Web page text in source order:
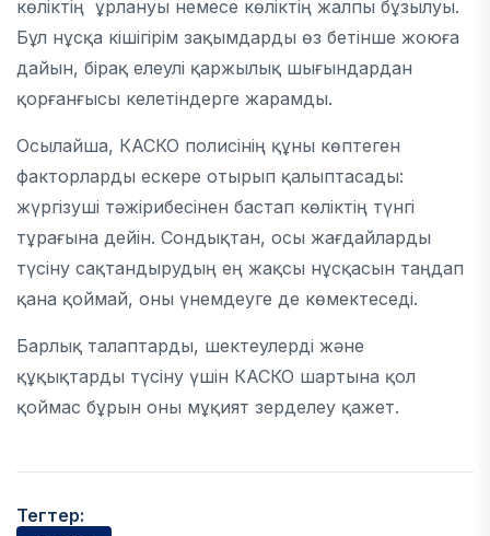
көліктің ұрлануы немесе көліктің жалпы бұзылуы.
Бұл нұсқа кішігірім зақымдарды өз бетінше жоюға
дайын, бірақ елеулі қаржылық шығындардан
қорғанғысы келетіндерге жарамды.
Осылайша, КАСКО полисінің құны көптеген
факторларды ескере отырып қалыптасады:
жүргізуші тәжірибесінен бастап көліктің түнгі
тұрағына дейін. Сондықтан, осы жағдайларды
түсіну сақтандырудың ең жақсы нұсқасын таңдап
қана қоймай, оны үнемдеуге де көмектеседі.
Барлық талаптарды, шектеулерді және
құқықтарды түсіну үшін КАСКО шартына қол
қоймас бұрын оны мұқият зерделеу қажет.
Тегтер: